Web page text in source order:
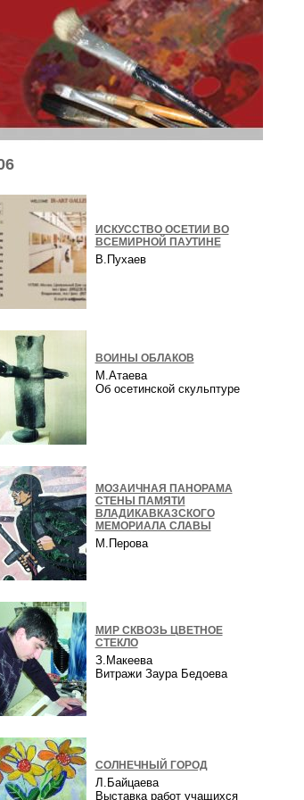
ИСКУССТВО ОСЕТИИ ВО
ВСЕМИРНОЙ ПАУТИНЕ
В.Пухаев
ВОИНЫ ОБЛАКОВ
М.Атаева
Об осетинской скульптуре
МОЗАИЧНАЯ ПАНОРАМА
СТЕНЫ ПАМЯТИ
ВЛАДИКАВКАЗСКОГО
МЕМОРИАЛА СЛАВЫ
М.Перова
МИР СКВОЗЬ ЦВЕТНОЕ
СТЕКЛО
З.Макеева
Витражи Заура Бедоева
СОЛНЕЧНЫЙ ГОРОД
Л.Байцаева
Выставка работ учащихся